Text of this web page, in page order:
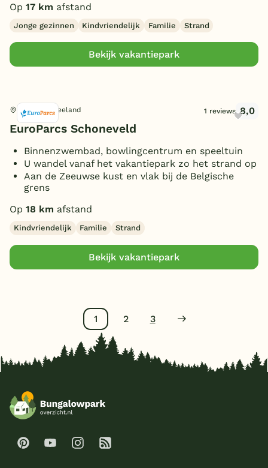
Op 17 km afstand
Jonge gezinnen Kindvriendelijk Familie Strand
Bekijk vakantiepark
Breskens, Zeeland 1 reviews 8,0
EuroParcs Schoneveld
Binnenzwembad, bowlingcentrum en speeltuin
U wandel vanaf het vakantiepark zo het strand op
Aan de Zeeuwse kust en vlak bij de Belgische
grens
Op 18 km afstand
Kindvriendelijk Familie Strand
Bekijk vakantiepark
1 2 3